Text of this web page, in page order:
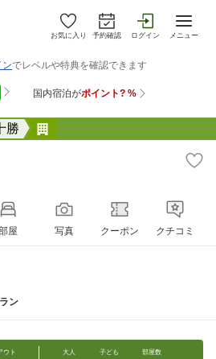
お気に入り 予約確認 ログイン メニュー
勝
屋 写真 クーポン クチコミ
ン
ウト 大人 子ども 部屋数